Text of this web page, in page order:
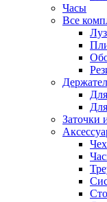
Часы
Все
Заточки